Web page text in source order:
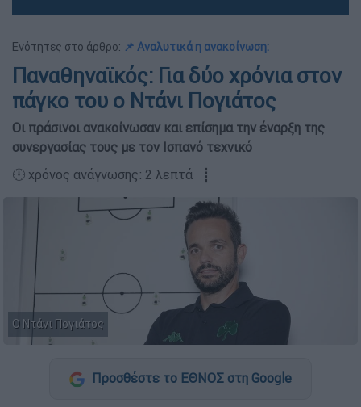
Ενότητες στο άρθρο: 📌 Αναλυτικά η ανακοίνωση:
Παναθηναϊκός: Για δύο χρόνια στον
πάγκο του ο Ντάνι Πογιάτος
Οι πράσινοι ανακοίνωσαν και επίσημα την έναρξη της
συνεργασίας τους με τον Ισπανό τεχνικό
🕛 χρόνος ανάγνωσης: 2 λεπτά ┋
O Ντάνι Πογιάτος
Προσθέστε το ΕΘΝΟΣ στη Google